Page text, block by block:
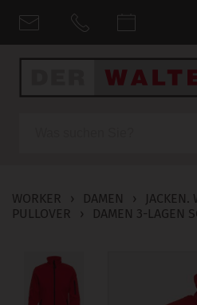
WORKER › DAMEN ›
JACKEN.
PULLOVER
› DAMEN 3-LAGEN